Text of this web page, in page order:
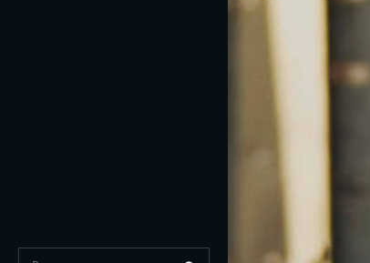
Buscar: